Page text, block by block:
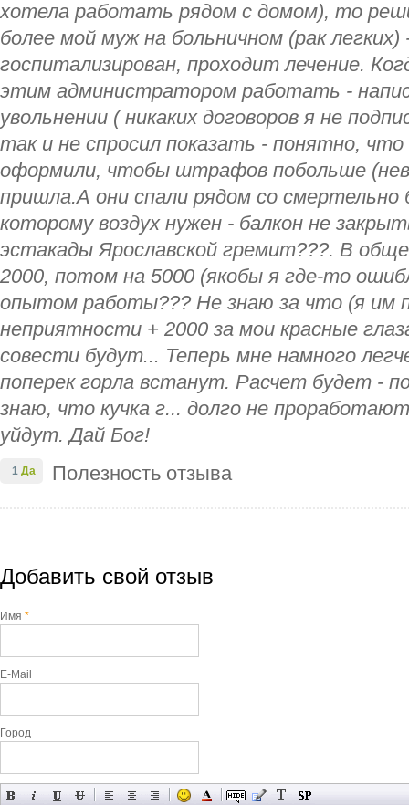
хотела работать рядом с домом), то
более мой муж на больничном (рак легких)
госпитализирован, проходит лечение.
этим администратором работать -
увольнении ( никаких договоров я не
так и не спросил показать - понятно,
оформили, чтобы штрафов побольше
пришла.А они спали рядом со смертельно
которому воздух нужен - балкон не
эстакады Ярославской гремит???. В
2000, потом на 5000 (якобы я где-то
опытом работы??? Не знаю за что (я им
неприятности + 2000 за мои красные
совести будут... Теперь мне намного
поперек горла встанут. Расчет будет -
знаю, что кучка г... долго не
уйдут. Дай Бог!
Полезность отзыва
1 Да
Добавить свой отзыв
Имя *
E-Mail
Город